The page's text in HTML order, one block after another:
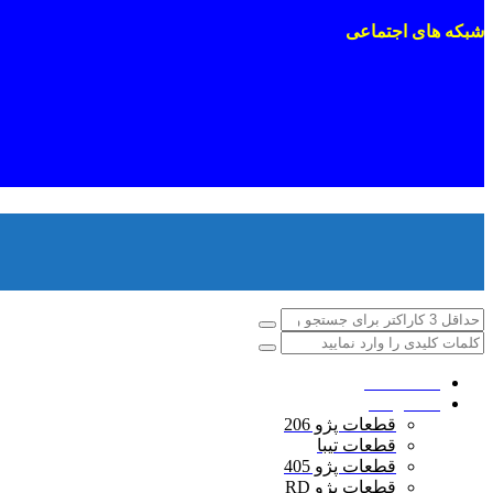
شبکه های اجتماعی
قطعات پژو 206
قطعات تیبا
قطعات پژو 405
قطعات پژو RD